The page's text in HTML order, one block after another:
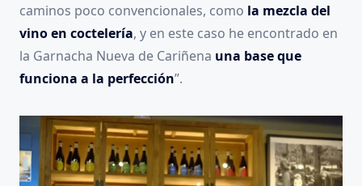
caminos poco convencionales, como la mezcla del
vino en coctelería, y en este caso he encontrado en
la Garnacha Nueva de Cariñena una base que
funciona a la perfección”.